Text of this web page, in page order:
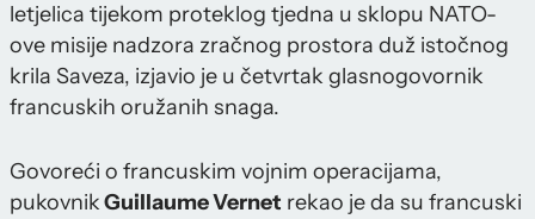
letjelica tijekom proteklog tjedna u sklopu NATO-
ove misije nadzora zračnog prostora duž istočnog
krila Saveza, izjavio je u četvrtak glasnogovornik
francuskih oružanih snaga.
Govoreći o francuskim vojnim operacijama,
pukovnikGuillaume Vernet rekao je da su francuski